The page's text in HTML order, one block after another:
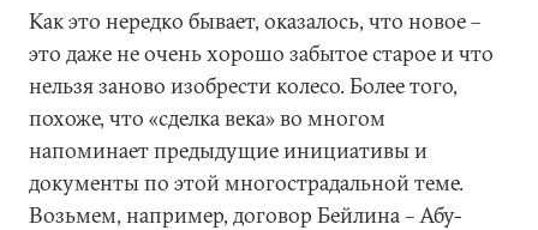
Как это нередко бывает, оказалось, что новое –
это даже не очень хорошо забытое старое и что
нельзя заново изобрести колесо. Более того,
похоже, что «сделка века» во многом
напоминает предыдущие инициативы и
документы по этой многострадальной теме.
Возьмем, например, договор Бейлина – Абу-